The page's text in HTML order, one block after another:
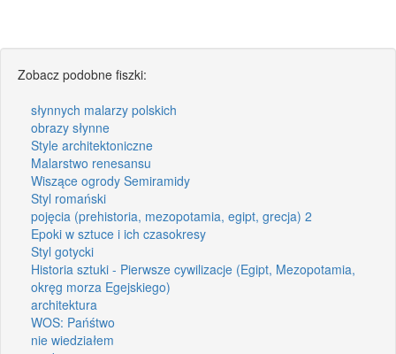
Zobacz podobne fiszki:
słynnych malarzy polskich
obrazy słynne
Style architektoniczne
Malarstwo renesansu
Wiszące ogrody Semiramidy
Styl romański
pojęcia (prehistoria, mezopotamia, egipt, grecja) 2
Epoki w sztuce i ich czasokresy
Styl gotycki
Historia sztuki - Pierwsze cywilizacje (Egipt, Mezopotamia,
okręg morza Egejskiego)
architektura
WOS: Pańśtwo
nie wiedziałem